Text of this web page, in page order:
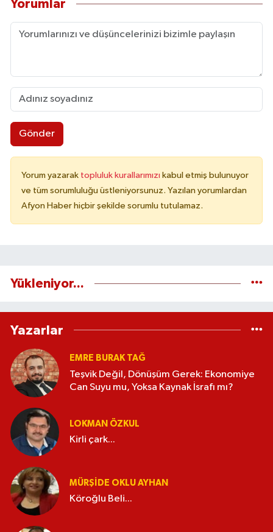
Yorumlar
Gönder
Yorum yazarak topluluk kurallarımızı kabul etmiş bulunuyor
ve tüm sorumluluğu üstleniyorsunuz. Yazılan yorumlardan
Afyon Haber hiçbir şekilde sorumlu tutulamaz.
Yükleniyor...
Yazarlar
EMRE BURAK TAĞ
Teşvik Değil, Dönüşüm Gerek: Ekonomiye
Can Suyu mu, Yoksa Kaynak İsrafı mı?
LOKMAN ÖZKUL
Kirli çark...
MÜRŞIDE OKLU AYHAN
Köroğlu Beli...